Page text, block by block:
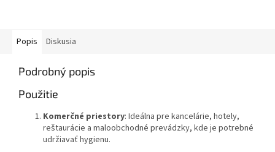
Popis Diskusia
Podrobný popis
Použitie
Komerčné priestory: Ideálna pre kancelárie, hotely,
reštaurácie a maloobchodné prevádzky, kde je potrebné
udržiavať hygienu.